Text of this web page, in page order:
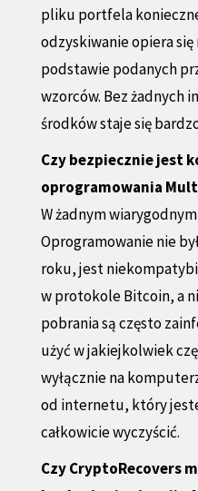
pliku portfela
odzyskiwanie opiera się
podstawie podanych
wzorców. Bez żadnych
środków staje się
Czy bezpiecznie jest
oprogramowania
W żadnym
Oprogramowanie nie
roku, jest
w protokole Bitcoin, a
pobrania są często
użyć w jakiejkolwiek
wyłącznie na
od internetu, który
całkowicie wyczyścić.
Czy CryptoRecovers